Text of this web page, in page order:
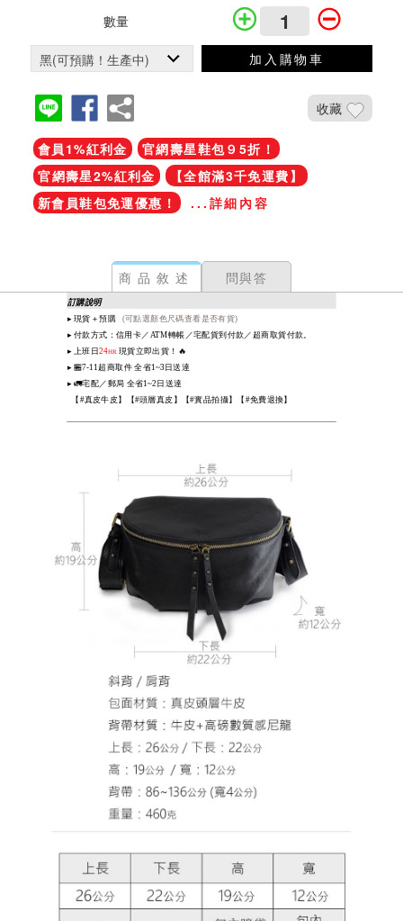
數量
加入購物車
收藏
會員1%紅利金
官網壽星鞋包９5折！
官網壽星2%紅利金
【全館滿3千免運費】
新會員鞋包免運優惠！
...詳細內容
商品敘述 問與答